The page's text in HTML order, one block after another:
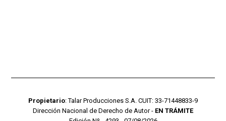
Propietario: Talar Producciones S.A. CUIT: 33-71448833-9
Dirección Nacional de Derecho de Autor - EN TRÁMITE